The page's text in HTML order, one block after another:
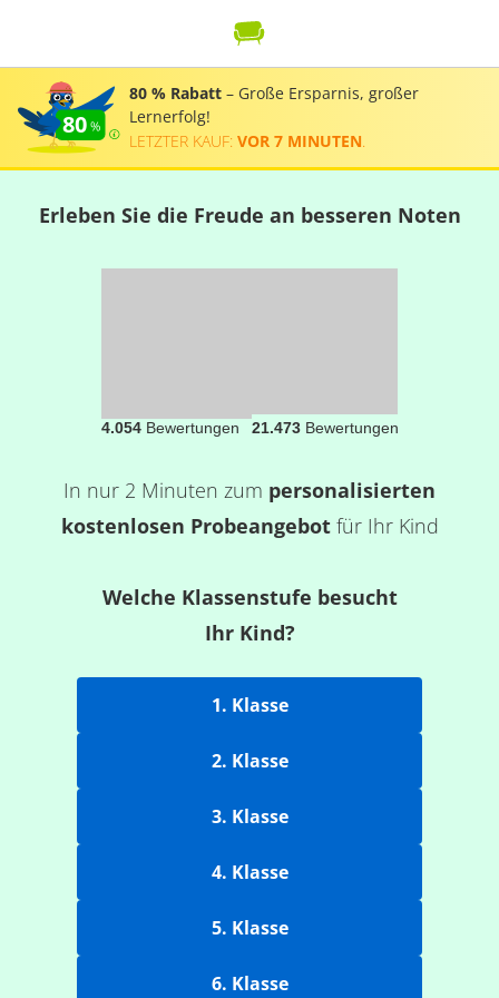
80
80 % Rabatt – Große Ersparnis, großer
Lernerfolg!
LETZTER KAUF: VOR 7 MINUTEN
Erleben Sie die Freude an besseren Noten
4.054Bewertungen 21.473Bewertungen
In nur 2 Minuten zum personalisierten
kostenlosen Probeangebotfür Ihr Kind
Welche Klassenstufe besucht
Ihr Kind?
1. Klasse
2. Klasse
3. Klasse
4. Klasse
5. Klasse
6. Klasse